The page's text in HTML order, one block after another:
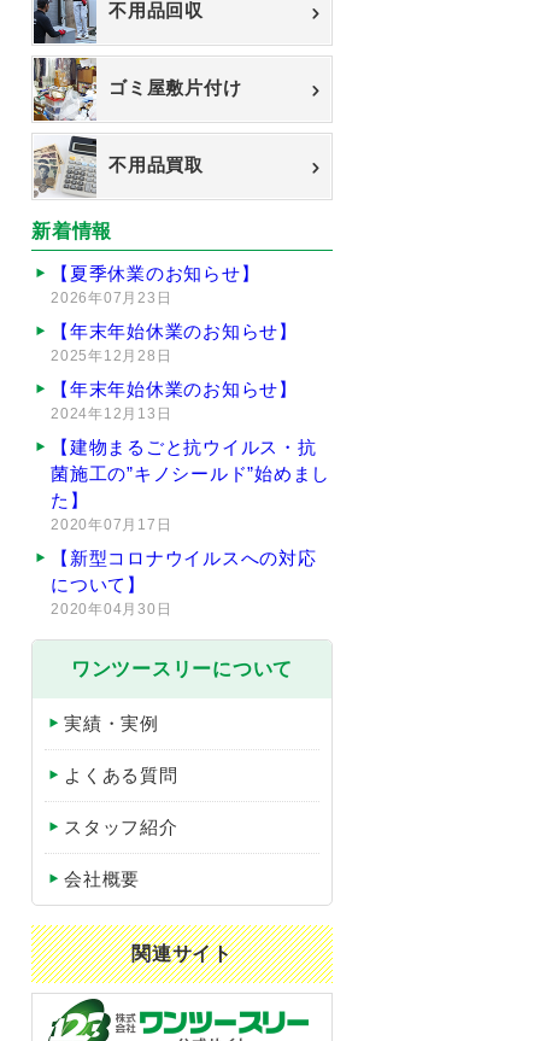
不用品回収
ゴミ屋敷片付け
不用品買取
新着情報
【夏季休業のお知らせ】
2026年07月23日
【年末年始休業のお知らせ】
2025年12月28日
【年末年始休業のお知らせ】
2024年12月13日
【建物まるごと抗ウイルス・抗
菌施工の”キノシールド”始めまし
た】
2020年07月17日
【新型コロナウイルスへの対応
について】
2020年04月30日
ワンツースリーについて
実績・実例
よくある質問
スタッフ紹介
会社概要
関連サイト